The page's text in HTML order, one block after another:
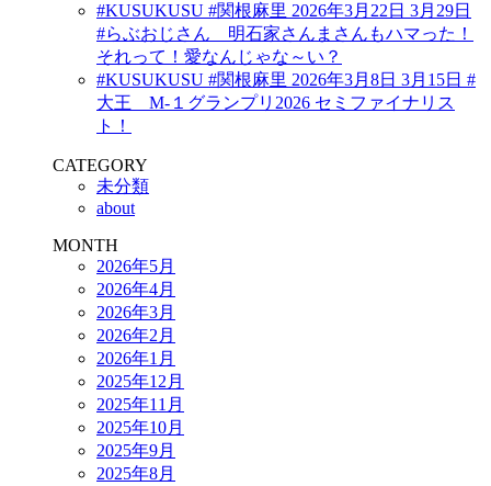
#KUSUKUSU #関根麻里 2026年3月22日 3月29日
#らぶおじさん 明石家さんまさんもハマった！
それって！愛なんじゃな～い？
#KUSUKUSU #関根麻里 2026年3月8日 3月15日 #
大王 M-１グランプリ2026 セミファイナリス
ト！
CATEGORY
未分類
about
MONTH
2026年5月
2026年4月
2026年3月
2026年2月
2026年1月
2025年12月
2025年11月
2025年10月
2025年9月
2025年8月